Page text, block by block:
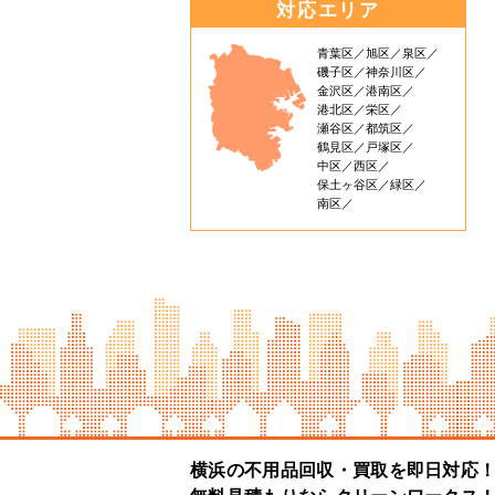
対応エリア
青葉区 旭区
泉区
磯子区
神奈川区
金沢区
港南区
港北区
栄区
瀬谷区
都筑区
鶴見区
戸塚区
中区
西区
保土ヶ谷区
緑区
南区
横浜の不用品回収・買取を即日対応